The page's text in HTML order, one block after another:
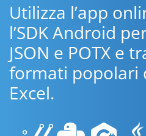
Utilizza l’app
l’SDK Android
JSON e POTX e
formati popolari
Excel.